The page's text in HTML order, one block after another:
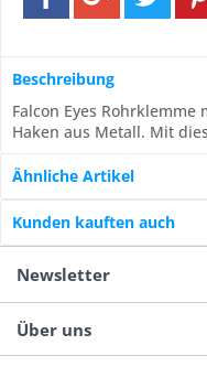
Beschreibung
Falcon Eyes Rohrklemme
Haken aus Metall. Mit
Ähnliche Artikel
Kunden kauften auch
Newsletter
Über uns